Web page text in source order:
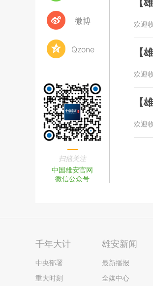
微博
Qzone
扫描关注
中国雄安官网
微信公众号
【
欢迎
【
欢迎
【
欢迎
千年大计
中央部署
重大时刻
雄安新闻
最新播报
全媒中心